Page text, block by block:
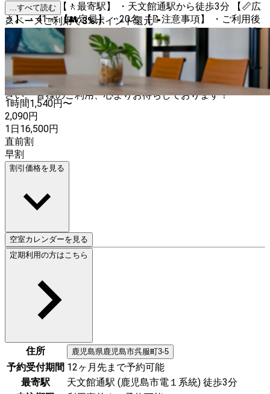
円〜2090円 【🚶最寄駅】 ・天文館通駅から徒歩3分 【📏広
さ】 ・41㎡ 【👥定員】 ・20名 【📝注意事項】 ・ご利用後
はセルフクリーニングをお願いします。 ・防犯カメラを設
置しておりますので、予めご了承ください。 ・建物内は全
面禁煙です。電子タバコもご利用いただけません。 ・設
備・備品は無料でご利用いただけますが、故障等のトラブル
による動作保証はしておりませんのであらかじめご了承くだ
さい。 皆様のご利用、心よりお待ちしております！
...すべて読む
スペースご利用で3%ポイント還元
1時間1,540円〜
2,090円
1日16,500円
直前割
早割
割引価格を見る
空室カレンダーを見る
定期利用の方はこちら
住所 鹿児島県鹿児島市呉服町3-5
予約受付期間 12ヶ月先まで予約可能
最寄駅
天文館通駅 (鹿児島市電１系統) 徒歩3分